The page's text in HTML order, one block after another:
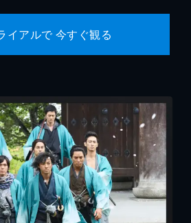
イアルで 今すぐ観る